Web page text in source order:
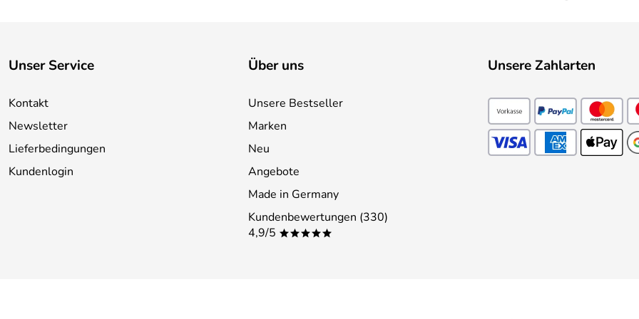
Unser Service
Kontakt
Newsletter
Lieferbedingungen
Kundenlogin
Über uns
Unsere Bestseller
Marken
Neu
Angebote
Made in Germany
Kundenbewertungen (330)
4,9/5 *****
Unsere Zahlarten